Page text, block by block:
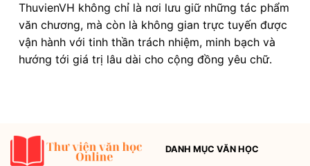
ThuvienVH không chỉ là nơi lưu giữ những tác phẩm
văn chương, mà còn là không gian trực tuyến được
vận hành với tinh thần trách nhiệm, minh bạch và
hướng tới giá trị lâu dài cho cộng đồng yêu chữ.
DANH MỤC VĂN HỌC